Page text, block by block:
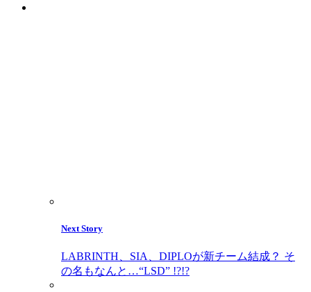
Next Story
LABRINTH、SIA、DIPLOが新チーム結成？ そ
の名もなんと…“LSD” !?!?